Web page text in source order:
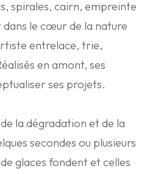
spirales, cairn, empreinte
le cœur de la nature
entrelace, trie,
en amont, ses
ses projets.
la dégradation et de la
secondes ou plusieurs
glaces fondent et celles